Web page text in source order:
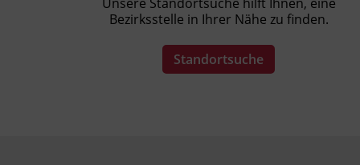
Bezirksstelle in Ihrer Nähe zu finden.
Standortsuche